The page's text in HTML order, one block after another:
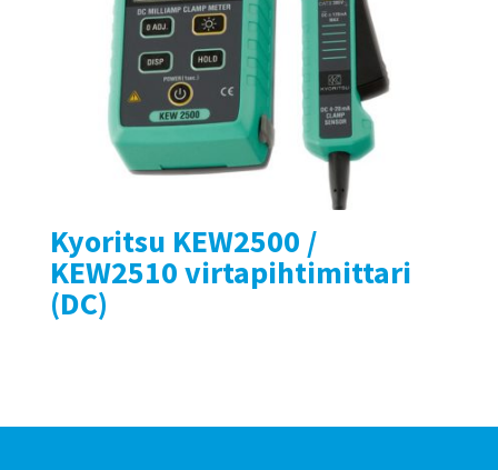
Kyoritsu KEW2500 /
KEW2510 virtapihtimittari
(DC)